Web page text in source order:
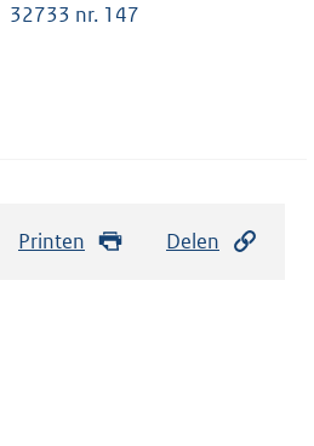
32733 nr. 147
Printen Delen